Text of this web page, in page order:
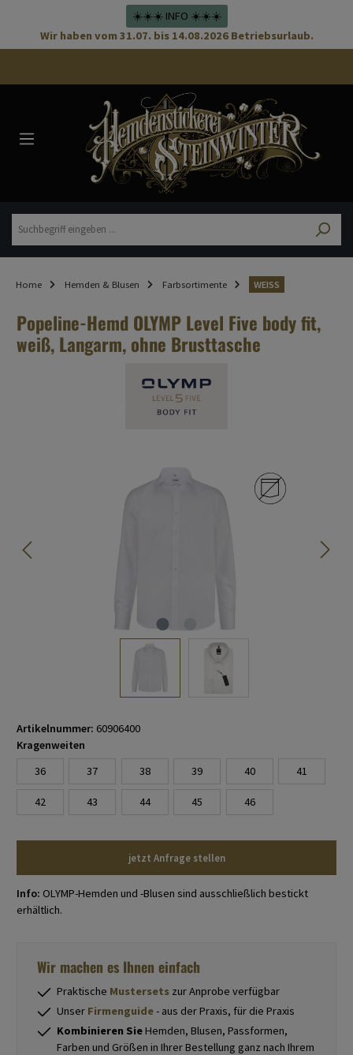
☀️☀️☀️ INFO ☀️☀️☀️
Wir haben vom 31.07. bis 14.08.2026 Betriebsurlaub.
Home Hemden & Blusen Farbsortimente WEISS
Popeline-Hemd OLYMP Level Five body fit,
weiß, Langarm, ohne Brusttasche
Artikelnummer: 60906400
Kragenweiten
36
37 38 39 40 41
42 43 44 45 46
jetzt Anfrage stellen
Info: OLYMP-Hemden und -Blusen sind ausschließlich bestickt
erhältlich.
Wir machen es Ihnen einfach
Praktische Mustersets zur Anprobe verfügbar
Unser Firmenguide- aus der Praxis, für die Praxis
Kombinieren SieHemden, Blusen, Passformen,
Farben und Größen in Ihrer Bestellung ganz nach Ihrem